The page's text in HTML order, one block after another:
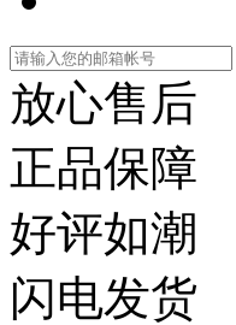
放心售后
正品保障
好评如潮
闪电发货